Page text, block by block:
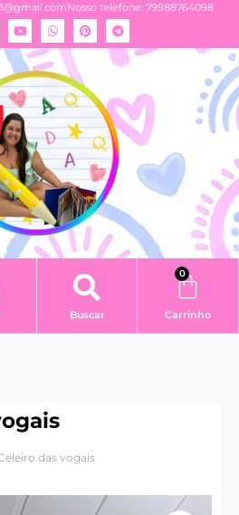
Nosso telefone: 79988764098
Buscar
0
Carrinho
das vogais